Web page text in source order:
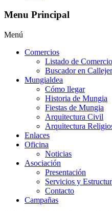
Menu Principal
Menú
Comercios
Listado de
Buscador en
Mungialdea
Cómo llegar
Historia de Mungia
Fiestas de Mungia
Arquitectura Civil
Arquitectura
Enlaces
Oficina
Noticias
Asociación
Presentación
Servicios y
Contacto
Campañas